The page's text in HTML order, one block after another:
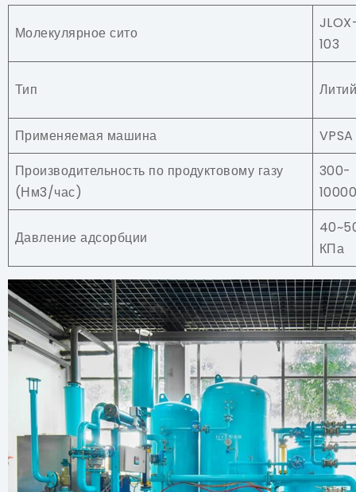
Молекулярное сито
103
Тип
Применяемая машина
VPSA
Производительность по продуктовому газу
(Нм3/час)
300-
Давление адсорбции
КПа